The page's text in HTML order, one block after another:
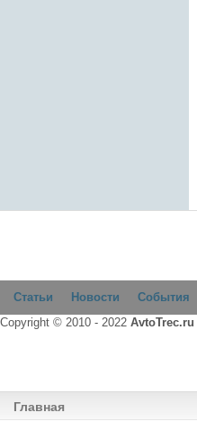
Статьи Новости События
Copyright © 2010 - 2022 AvtoTrec.ru
Главная